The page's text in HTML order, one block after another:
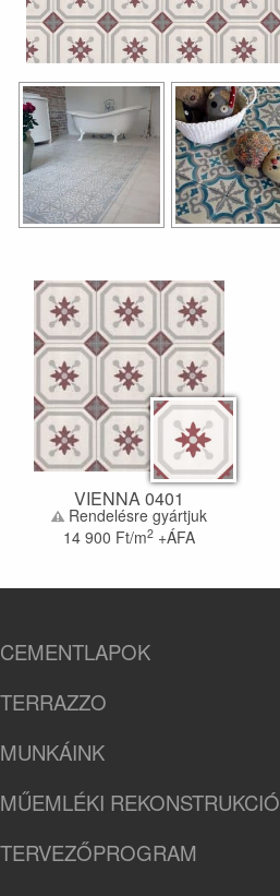
VIENNA 0401
Rendelésre gyártjuk
14 900 Ft/m2 +ÁFA
CEMENTLAPOK
TERRAZZO
MUNKÁINK
MŰEMLÉKI REKONSTRUKCIÓ
TERVEZŐPROGRAM